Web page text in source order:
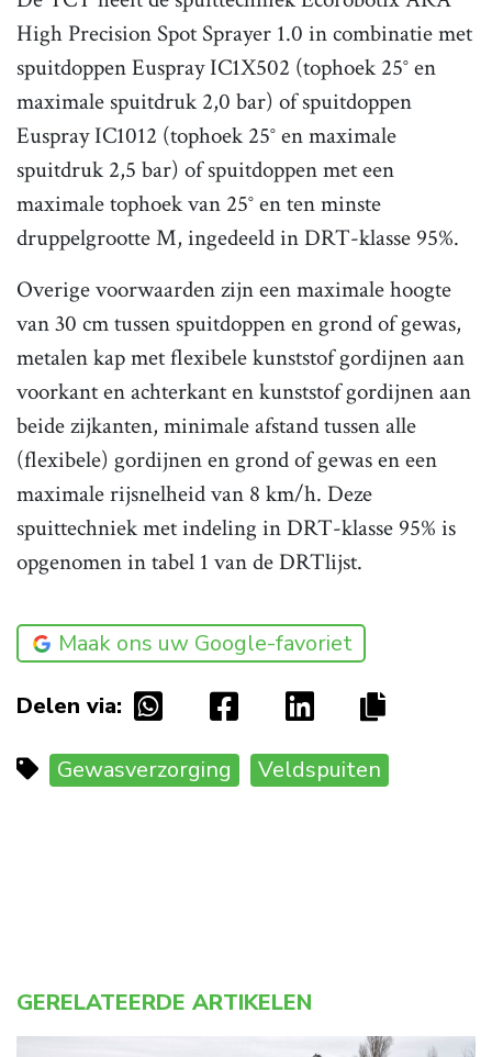
High Precision Spot Sprayer 1.0 in combinatie met
spuitdoppen Euspray IC1X502 (tophoek 25° en
maximale spuitdruk 2,0 bar) of spuitdoppen
Euspray IC1012 (tophoek 25° en maximale
spuitdruk 2,5 bar) of spuitdoppen met een
maximale tophoek van 25° en ten minste
druppelgrootte M, ingedeeld in DRT-klasse 95%.
Overige voorwaarden zijn een maximale hoogte
van 30 cm tussen spuitdoppen en grond of gewas,
metalen kap met flexibele kunststof gordijnen aan
voorkant en achterkant en kunststof gordijnen aan
beide zijkanten, minimale afstand tussen alle
(flexibele) gordijnen en grond of gewas en een
maximale rijsnelheid van 8 km/h. Deze
spuittechniek met indeling in DRT-klasse 95% is
opgenomen in tabel 1 van de DRTlijst.
Maak ons uw Google-favoriet
Delen via:
Gewasverzorging Veldspuiten
GERELATEERDE ARTIKELEN